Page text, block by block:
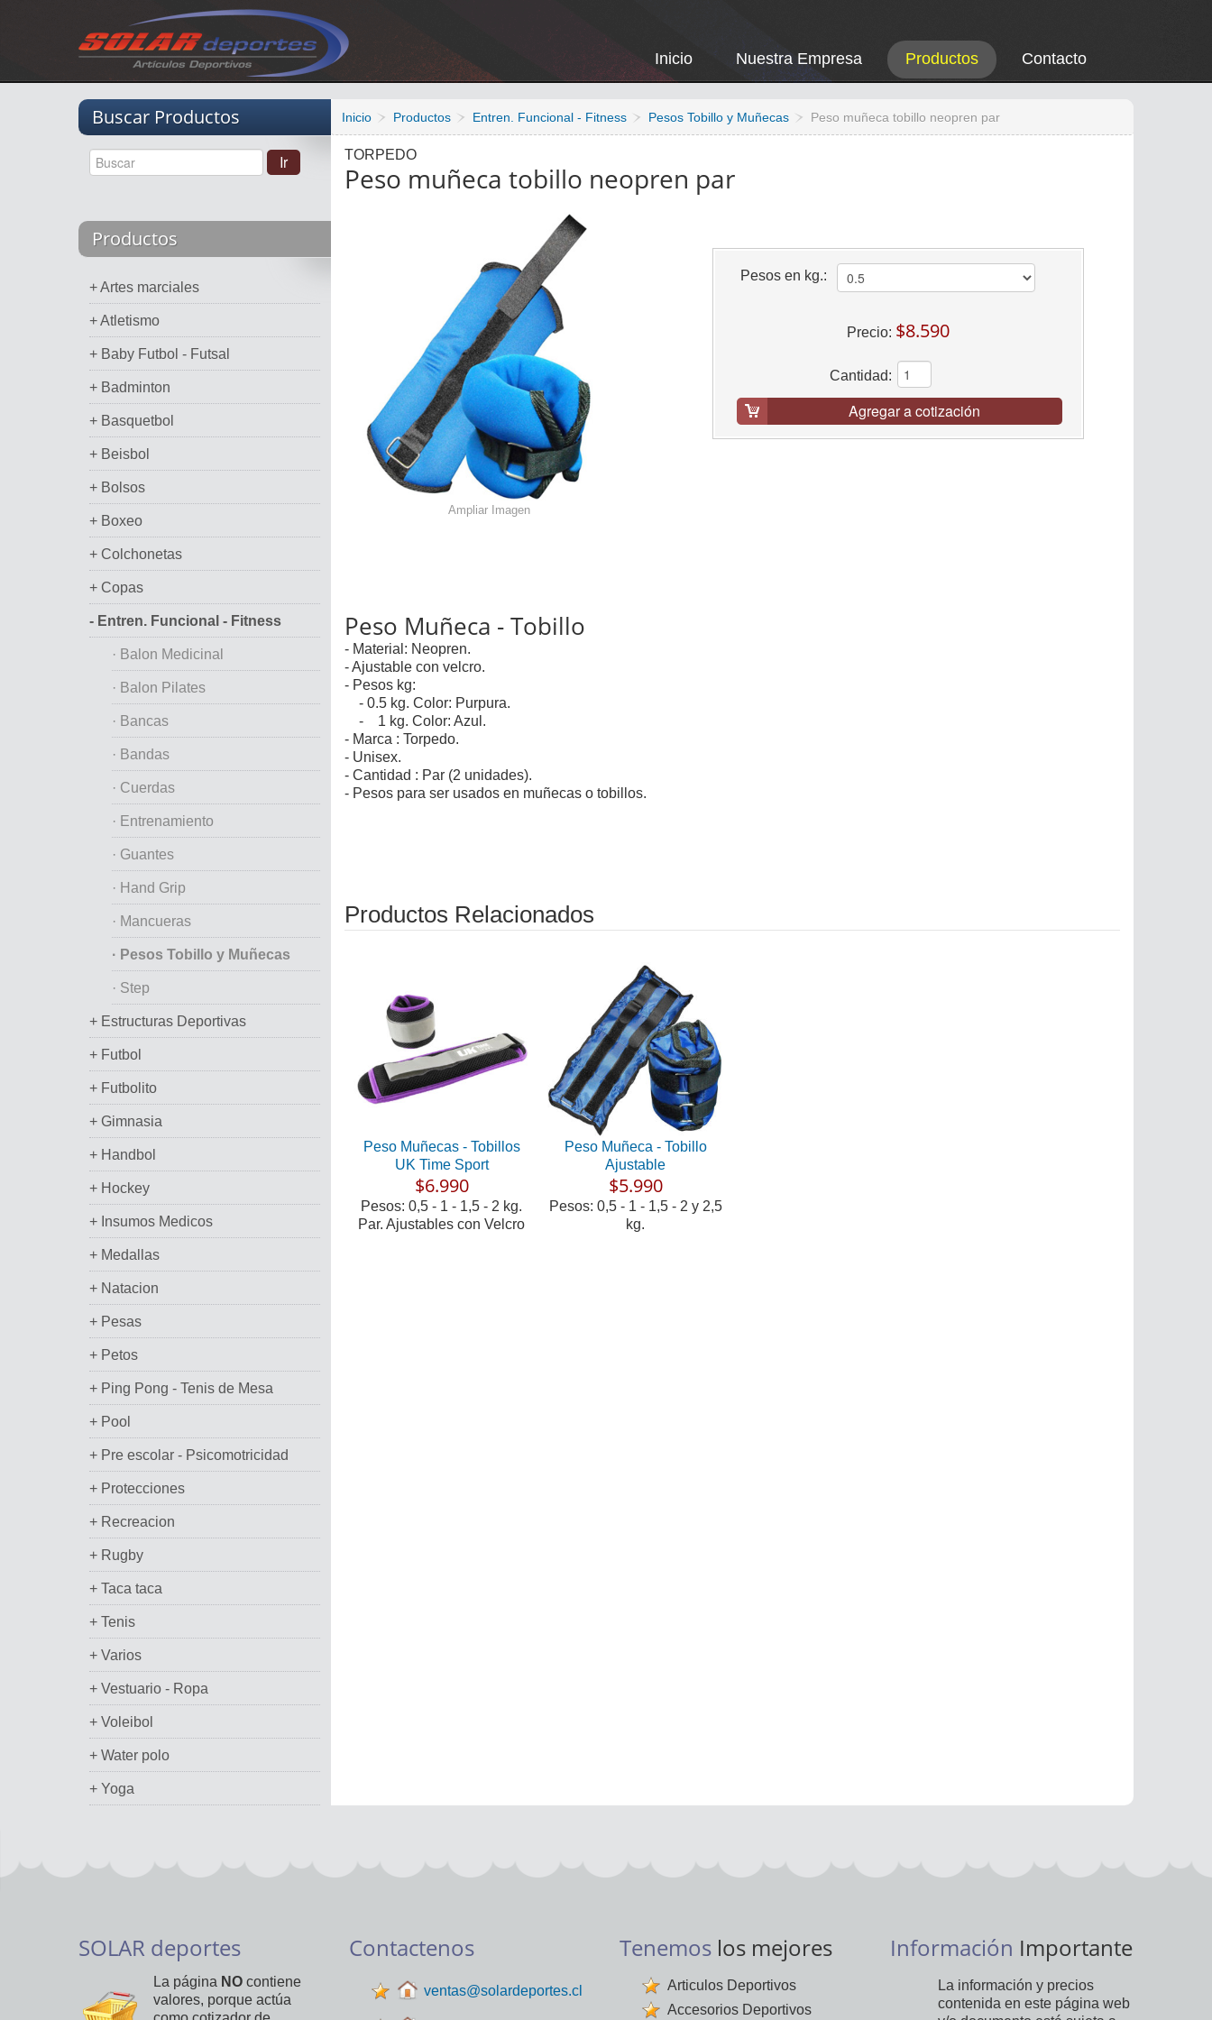
Inicio Nuestra Empresa Productos Contacto
Buscar Productos
Productos
+ Artes marciales
+ Atletismo
+ Baby Futbol - Futsal
+ Badminton
+ Basquetbol
+ Beisbol
+ Bolsos
+ Boxeo
+ Colchonetas
+ Copas
- Entren. Funcional - Fitness
· Balon Medicinal
· Balon Pilates
· Bancas
· Bandas
· Cuerdas
· Entrenamiento
· Guantes
· Hand Grip
· Mancueras
· Pesos Tobillo y Muñecas
· Step
+ Estructuras Deportivas
+ Futbol
+ Futbolito
+ Gimnasia
+ Handbol
+ Hockey
+ Insumos Medicos
+ Medallas
+ Natacion
+ Pesas
+ Petos
+ Ping Pong - Tenis de Mesa
+ Pool
+ Pre escolar - Psicomotricidad
+ Protecciones
+ Recreacion
+ Rugby
+ Taca taca
+ Tenis
+ Varios
+ Vestuario - Ropa
+ Voleibol
+ Water polo
+ Yoga
Inicio Productos Entren. Funcional - Fitness Pesos Tobillo y Muñecas Peso muñeca tobillo neopren par
TORPEDO
Peso muñeca tobillo neopren par
Pesos en kg.:
Precio: $8.590
Cantidad:
Agregar a cotización
Ampliar Imagen
Peso Muñeca - Tobillo
- Material: Neopren.
- Ajustable con velcro.
- Pesos kg:
- 0.5 kg. Color: Purpura.
- 1 kg. Color: Azul.
- Marca : Torpedo.
- Unisex.
- Cantidad : Par (2 unidades).
- Pesos para ser usados en muñecas o tobillos.
Productos Relacionados
Peso Muñecas - Tobillos
UK Time Sport
$6.990
Pesos: 0,5 - 1 - 1,5 - 2 kg.
Par. Ajustables con Velcro
Peso Muñeca - Tobillo
Ajustable
$5.990
Pesos: 0,5 - 1 - 1,5 - 2 y 2,5
kg.
SOLAR deportes
La página NO contiene
valores, porque actúa
Contactenos
ventas@solardeportes.cl
Tenemos los mejores
Articulos Deportivos
Accesorios Deportivos
Información Importante
La información y precios
contenida en este página web